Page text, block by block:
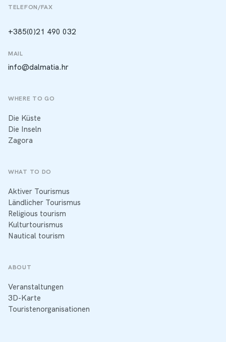
TELEFON/FAX
+385(0)21 490 032
MAIL
info@dalmatia.hr
WHERE TO GO
Die Küste
Die Inseln
Zagora
WHAT TO DO
Aktiver Tourismus
Ländlicher Tourismus
Religious tourism
Kulturtourismus
Nautical tourism
ABOUT
Veranstaltungen
3D-Karte
Touristenorganisationen